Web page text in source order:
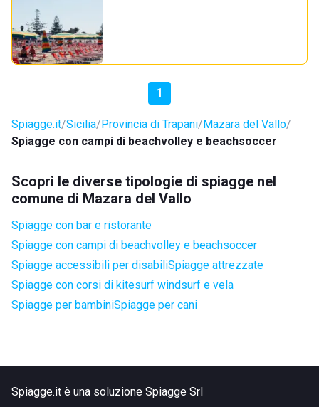
1
Spiagge.it Sicilia Provincia di Trapani Mazara del Vallo
Spiagge con campi di beachvolley e beachsoccer
Scopri le diverse tipologie di spiagge nel
comune di Mazara del Vallo
Spiagge con bar e ristorante
Spiagge con campi di beachvolley e beachsoccer
Spiagge accessibili per disabiliSpiagge attrezzate
Spiagge con corsi di kitesurf windsurf e vela
Spiagge per bambiniSpiagge per cani
Spiagge.it è una soluzione Spiagge Srl